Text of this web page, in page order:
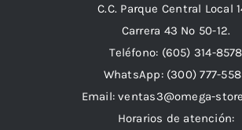
C.C. Parque Central Local
Carrera 43 Nº 50-12.
Teléfono: (605) 314-8578
WhatsApp: (300) 777-
Email: ventas3@omega-
Horarios de atención: